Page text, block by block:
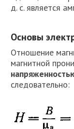
д. с. является
Основы
Отношение
магнитной
следовательно: